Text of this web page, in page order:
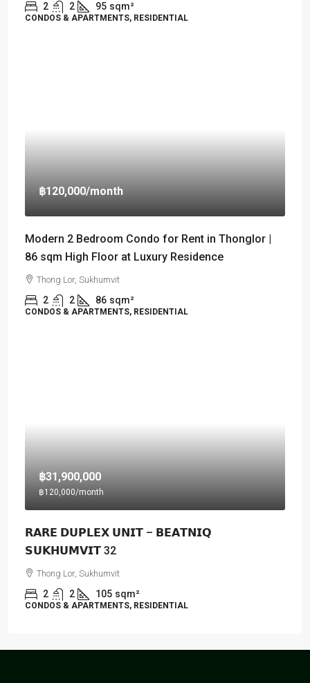
2 2 95 sqm²
CONDOS & APARTMENTS, RESIDENTIAL
฿120,000/month
Modern 2 Bedroom Condo for Rent in Thonglor |
86 sqm High Floor at Luxury Residence
Thong Lor, Sukhumvit
2 2 86 sqm²
CONDOS & APARTMENTS, RESIDENTIAL
฿31,900,000
฿120,000/month
𝗥𝗔𝗥𝗘 𝗗𝗨𝗣𝗟𝗘𝗫 𝗨𝗡𝗜𝗧 – 𝗕𝗘𝗔𝗧𝗡𝗜𝗤
𝗦𝗨𝗞𝗛𝗨𝗠𝗩𝗜𝗧 32
Thong Lor, Sukhumvit
2 2 105 sqm²
CONDOS & APARTMENTS, RESIDENTIAL